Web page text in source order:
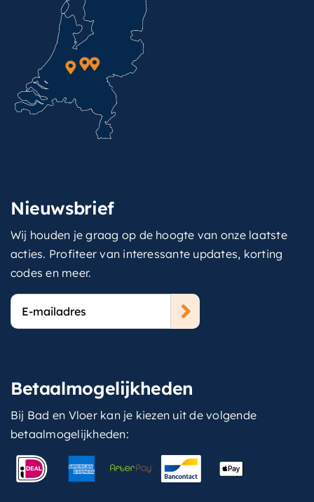
Nieuwsbrief
Wij houden je graag op de hoogte van onze laatste
acties. Profiteer van interessante updates, korting
codes en meer.
E-
mailadres
Betaalmogelijkheden
Bij Bad en Vloer kan je kiezen uit de volgende
betaalmogelijkheden: